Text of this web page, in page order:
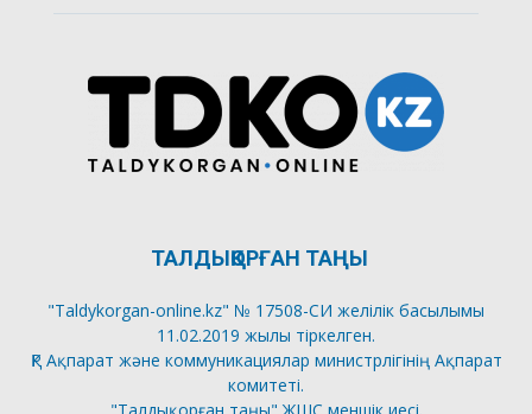
ТАЛДЫҚОРҒАН ТАҢЫ
"Taldykorgan-online.kz" № 17508-СИ желілік басылымы
11.02.2019 жылы тіркелген.
ҚР Ақпарат және коммуникациялар министрлігінің Ақпарат
комитеті.